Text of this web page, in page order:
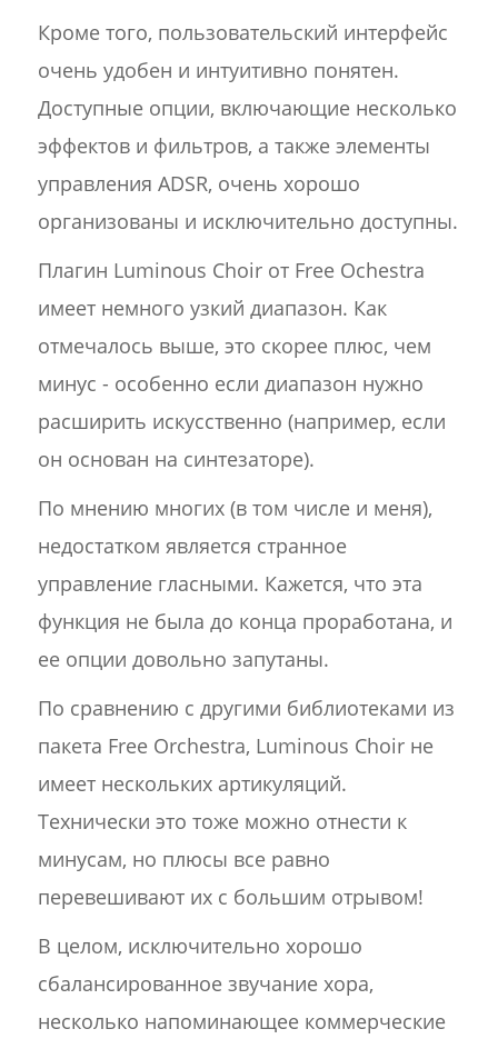
Кроме того, пользовательский интерфейс
очень удобен и интуитивно понятен.
Доступные опции, включающие несколько
эффектов и фильтров, а также элементы
управления ADSR, очень хорошо
организованы и исключительно доступны.
Плагин Luminous Choir от Free Ochestra
имеет немного узкий диапазон. Как
отмечалось выше, это скорее плюс, чем
минус - особенно если диапазон нужно
расширить искусственно (например, если
он основан на синтезаторе).
По мнению многих (в том числе и меня),
недостатком является странное
управление гласными. Кажется, что эта
функция не была до конца проработана, и
ее опции довольно запутаны.
По сравнению с другими библиотеками из
пакета Free Orchestra, Luminous Choir не
имеет нескольких артикуляций.
Технически это тоже можно отнести к
минусам, но плюсы все равно
перевешивают их с большим отрывом!
В целом, исключительно хорошо
сбалансированное звучание хора,
несколько напоминающее коммерческие